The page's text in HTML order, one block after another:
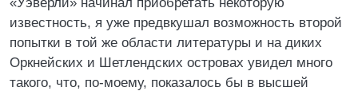
известность, я уже предвкушал возможность второй
попытки в той же области литературы и на диких
Оркнейских и Шетлендских островах увидел много
такого, что, по-моему, показалось бы в высшей